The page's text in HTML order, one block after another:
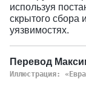
используя
скрытого сбора
уязвимостях.
Перевод
Иллюстрация: